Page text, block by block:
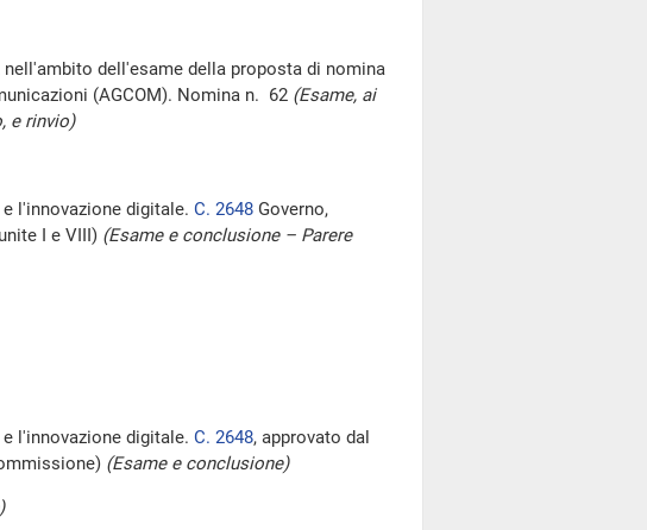
dell'esame della proposta di nomina
(AGCOM). Nomina n. 62 (Esame, ai
e rinvio)
l'innovazione digitale. C. 2648 Governo,
I e VIII) (Esame e conclusione – Parere
l'innovazione digitale. C. 2648, approvato dal
(Esame e conclusione)